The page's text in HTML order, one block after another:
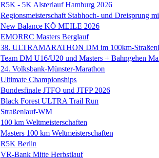
R5K - 5K Alsterlauf Hamburg 2026
Regionsmeisterschaft Stabhoch- und Dreisprung
New Balance KÖ MEILE 2026
EMORRC Masters Berglauf
38. ULTRAMARATHON DM im 100km-
Team DM U16/U20 und Masters + Bahngehen
24. Volksbank-Münster-Marathon
Ultimate Championships
Bundesfinale JTFO und JTFP 2026
Black Forest ULTRA Trail Run
Straßenlauf-WM
100 km Weltmeisterschaften
Masters 100 km Weltmeisterschaften
R5K Berlin
VR-Bank Mitte Herbstlauf